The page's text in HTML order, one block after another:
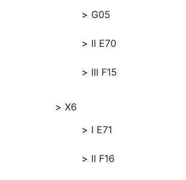
G05
II E70
III F15
X6
I E71
II F16